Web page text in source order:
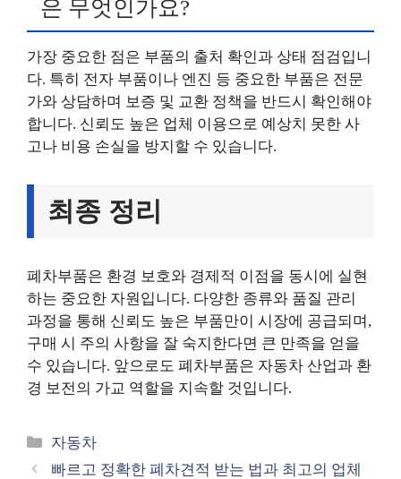
은 무엇인가요?
가장 중요한 점은 부품의 출처 확인과 상태 점검입니
다. 특히 전자 부품이나 엔진 등 중요한 부품은 전문
가와 상담하며 보증 및 교환 정책을 반드시 확인해야
합니다. 신뢰도 높은 업체 이용으로 예상치 못한 사
고나 비용 손실을 방지할 수 있습니다.
최종 정리
폐차부품은 환경 보호와 경제적 이점을 동시에 실현
하는 중요한 자원입니다. 다양한 종류와 품질 관리
과정을 통해 신뢰도 높은 부품만이 시장에 공급되며,
구매 시 주의 사항을 잘 숙지한다면 큰 만족을 얻을
수 있습니다. 앞으로도 폐차부품은 자동차 산업과 환
경 보전의 가교 역할을 지속할 것입니다.
카
테
자동차
빠르고 정확한 폐차견적 받는 법과 최고의 업체